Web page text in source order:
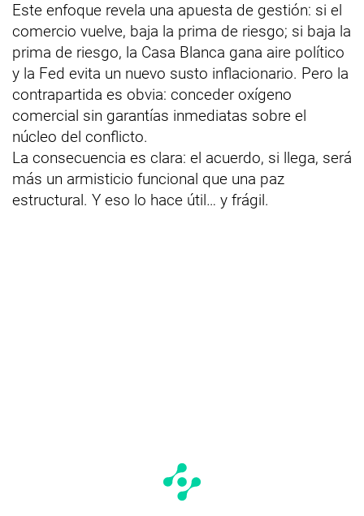
Este enfoque revela una apuesta de gestión: si el
comercio vuelve, baja la prima de riesgo; si baja la
prima de riesgo, la Casa Blanca gana aire político
y la Fed evita un nuevo susto inflacionario. Pero la
contrapartida es obvia: conceder oxígeno
comercial sin garantías inmediatas sobre el
núcleo del conflicto.
La consecuencia es clara: el acuerdo, si llega, será
más un armisticio funcional que una paz
estructural. Y eso lo hace útil… y frágil.